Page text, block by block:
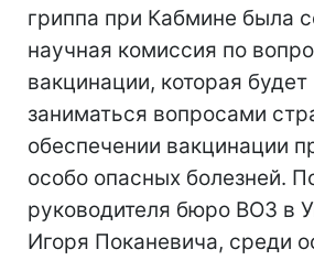
гриппа при Кабмине была
научная комиссия по
вакцинации, которая будет
заниматься вопросами
обеспечении вакцинации
особо опасных болезней.
руководителя бюро ВОЗ в
Игоря Поканевича, среди